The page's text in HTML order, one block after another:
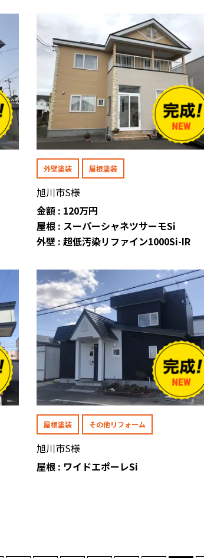
外壁塗装 屋根塗装
旭川市S様
金額 : 120万円
屋根 : スーパーシャネツサーモSi
外壁 : 超低汚染リファイン1000Si-IR
屋根塗装 その他リフォーム
旭川市S様
屋根 : ワイドエポーレSi